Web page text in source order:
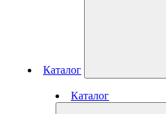
Каталог
Каталог